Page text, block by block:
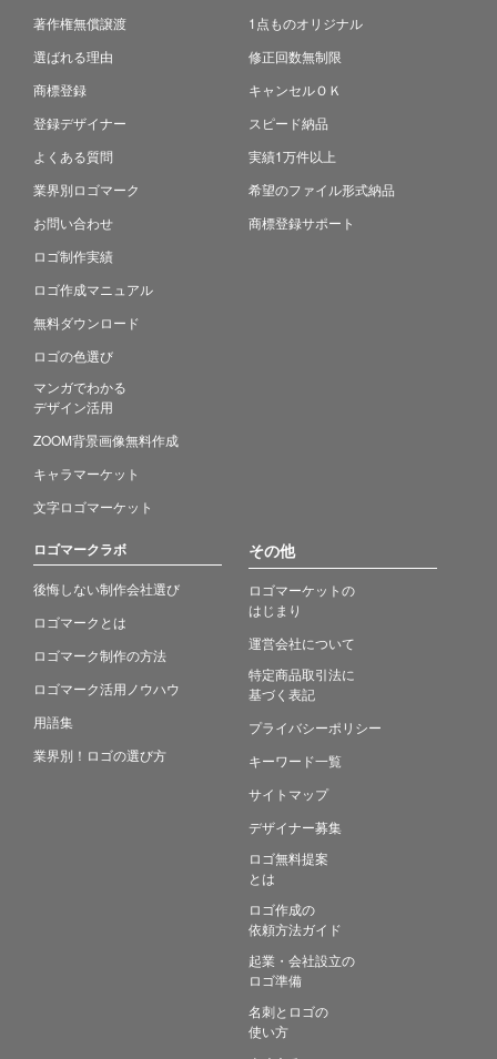
著作権無償譲渡
選ばれる理由
商標登録
登録デザイナー
よくある質問
業界別ロゴマーク
お問い合わせ
ロゴ制作実績
ロゴ作成マニュアル
無料ダウンロード
ロゴの色選び
マンガでわかる
デザイン活用
ZOOM背景画像無料作成
キャラマーケット
文字ロゴマーケット
1点ものオリジナル
修正回数無制限
キャンセルＯＫ
スピード納品
実績1万件以上
希望のファイル形式納品
商標登録サポート
ロゴマークラボ
後悔しない制作会社選び
ロゴマークとは
ロゴマーク制作の方法
ロゴマーク活用ノウハウ
用語集
業界別！ロゴの選び方
その他
ロゴマーケットの
はじまり
運営会社について
特定商品取引法に
基づく表記
プライバシーポリシー
キーワード一覧
サイトマップ
デザイナー募集
ロゴ無料提案
とは
ロゴ作成の
依頼方法ガイド
起業・会社設立の
ロゴ準備
名刺とロゴの
使い方